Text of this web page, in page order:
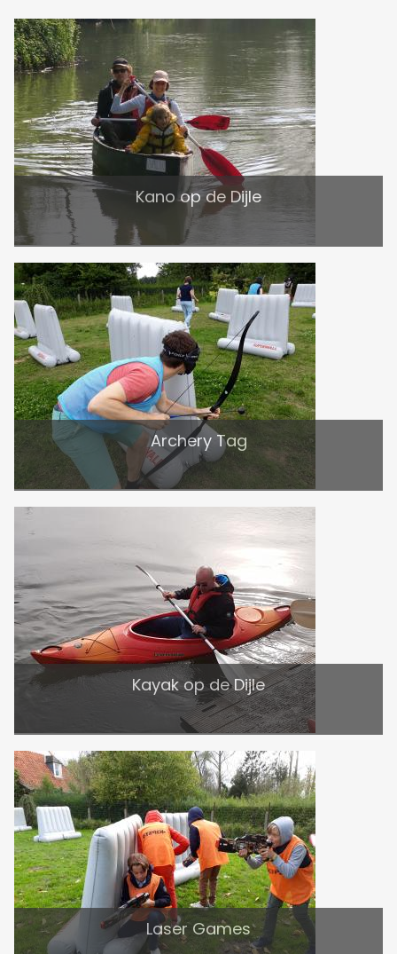
Kano op de Dijle
Archery Tag
Kayak op de Dijle
Laser Games